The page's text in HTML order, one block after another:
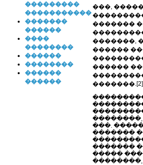
���������
�����������
�������
������
����
��������
������
��������
������
������
���,
�������
�������,
������
������
�������.[2]
���.
�������
�������
�����
��������,